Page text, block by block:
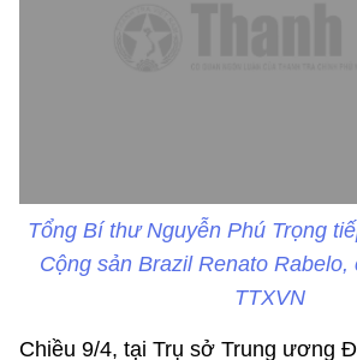
Tổng Bí thư Nguyễn Phú Trọng
Cộng sản Brazil Renato Rabelo,
TTXVN
Chiều 9/4, tại Trụ sở Trung ương